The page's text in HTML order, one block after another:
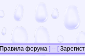
Правила форума] -- [